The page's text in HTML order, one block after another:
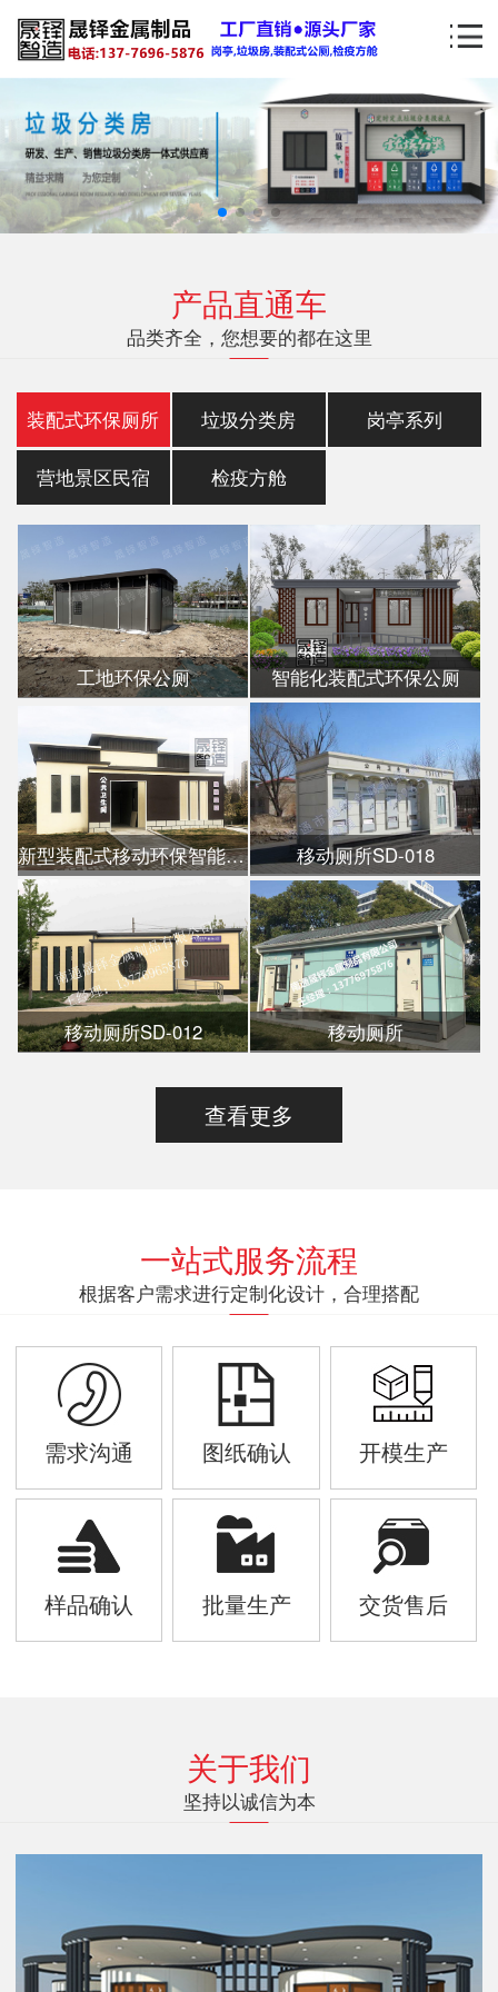
产品直通车
品类齐全，您想要的都在这里
装配式环保厕所 垃圾分类房 岗亭系列
营地景区民宿 检疫方舱
工地环保公厕 智能化装配式环保公厕
新型装配式移动环保智能公厕 移动厕所SD-018
移动厕所SD-012 移动厕所
查看更多
一站式服务流程
根据客户需求进行定制化设计，合理搭配
需求沟通 图纸确认 开模生产
样品确认 批量生产 交货售后
关于我们
坚持以诚信为本